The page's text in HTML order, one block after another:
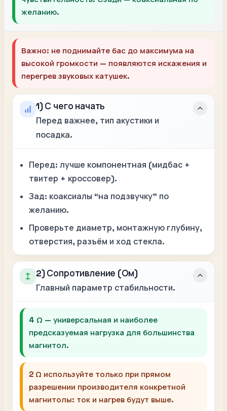
желанию.
Важно: не поднимайте бас до максимума на
высокой громкости — появляются искажения и
перегрев звуковых катушек.
1) С чего начать
Перед важнее, тип акустики и
посадка.
Перед: лучше компонентная (мидбас +
твитер + кроссовер).
Зад: коаксиалы “на подзвучку” по
желанию.
Проверьте диаметр, монтажную глубину,
отверстия, разъём и ход стекла.
2) Сопротивление (Ом)
Главный параметр стабильности.
4 Ω — универсальная и наиболее
предсказуемая нагрузка для большинства
магнитол.
2 Ω используйте только при прямом
разрешении производителя конкретной
магнитолы: ток и нагрев будут выше.